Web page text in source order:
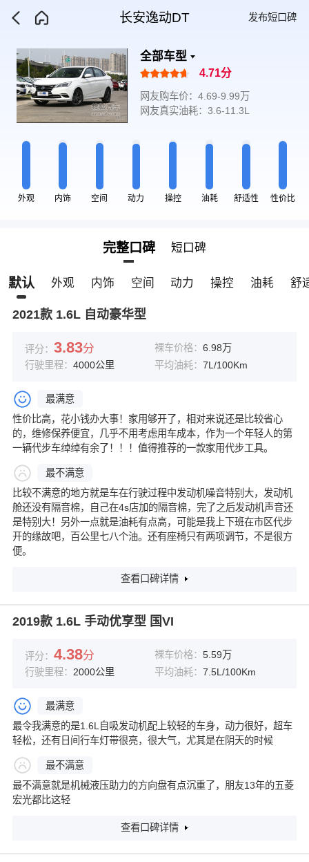
长安逸动DT 发布短口碑
全部车型
4.71分
网友购车价：4.69-9.99万
网友真实油耗：3.6-11.3L
外观 内饰 空间 动力 操控 油耗 舒适性 性价比
完整口碑 短口碑
默认 外观 内饰 空间 动力 操控 油耗 舒
2021款 1.6L 自动豪华型
评分： 3.83分 裸车价格： 6.98万
行驶里程： 4000公里 平均油耗： 7L/100Km
最满意
性价比高，花小钱办大事！家用够开了，相对来说还是比较省心
的，维修保养便宜，几乎不用考虑用车成本，作为一个年轻人的第
一辆代步车绰绰有余了！！！值得推荐的一款家用代步工具。
最不满意
比较不满意的地方就是车在行驶过程中发动机噪音特别大，发动机
舱还没有隔音棉，自己在4s店加的隔音棉，完了之后发动机声音还
是特别大！另外一点就是油耗有点高，可能是我上下班在市区代步
开的缘故吧，百公里七八个油。还有座椅只有两项调节，不是很方
便。
查看口碑详情
2019款 1.6L 手动优享型 国VI
评分： 4.38分 裸车价格： 5.59万
行驶里程： 2000公里 平均油耗： 7.5L/100Km
最满意
最令我满意的是1.6L自吸发动机配上较轻的车身，动力很好，超车
轻松，还有日间行车灯带很亮，很大气，尤其是在阴天的时候
最不满意
最不满意就是机械液压助力的方向盘有点沉重了，朋友13年的五菱
宏光都比这轻
查看口碑详情